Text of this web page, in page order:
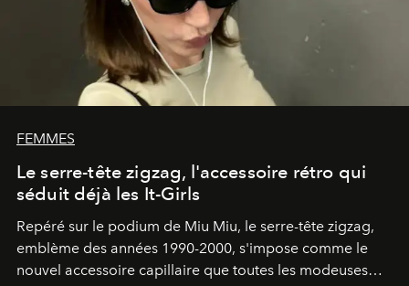
FEMMES
Le serre-tête zigzag, l'accessoire rétro qui
séduit déjà les It-Girls
Repéré sur le podium de Miu Miu, le serre-tête zigzag,
emblème des années 1990-2000, s'impose comme le
nouvel accessoire capillaire que toutes les modeuses